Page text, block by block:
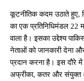
कूटनीतिक कदम उठाते हुए,
का एक प्रतिनिधिमंडल 22
वाला है। इसका उद्देश्य
नेताओं को जानकारी देना
प्रदान करना है। इस दौरे
अफ्रीका, कतर और संयुक्त